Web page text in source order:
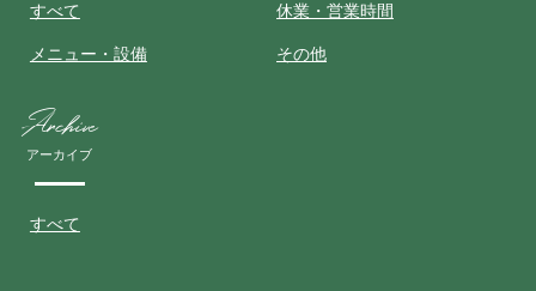
すべて 休業・営業時間
メニュー・設備 その他
Archive
アーカイブ
すべて